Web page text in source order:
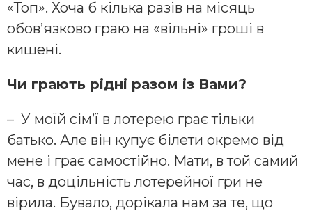
«Топ». Хоча б кілька разів на місяць
обов’язково граю на «вільні» гроші в
кишені.
Чи грають рідні разом із Вами?
– У моїй сім’ї в лотерею грає тільки
батько. Але він купує білети окремо від
мене і грає самостійно. Мати, в той самий
час, в доцільність лотерейної гри не
вірила. Бувало, дорікала нам за те, що